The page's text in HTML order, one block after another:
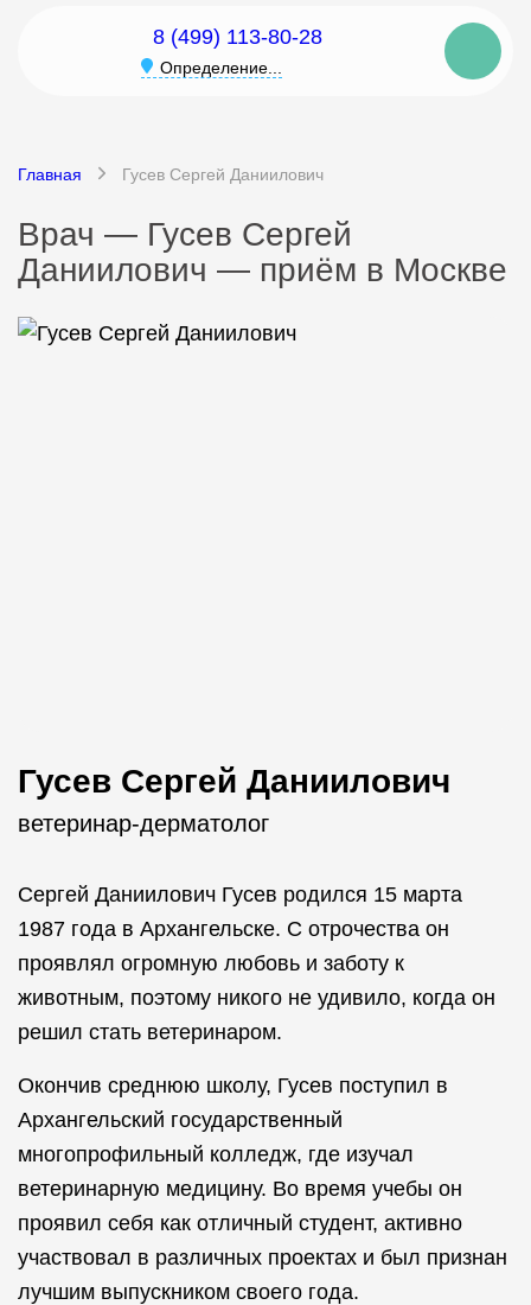
8 (499) 113-80-28
Определение...
Главная Гусев Сергей Даниилович
Врач — Гусев Сергей
Даниилович — приём в Москве
Гусев Сергей Даниилович
ветеринар-дерматолог
Сергей Даниилович Гусев родился 15 марта
1987 года в Архангельске. С отрочества он
проявлял огромную любовь и заботу к
животным, поэтому никого не удивило, когда он
решил стать ветеринаром.
Окончив среднюю школу, Гусев поступил в
Архангельский государственный
многопрофильный колледж, где изучал
ветеринарную медицину. Во время учебы он
проявил себя как отличный студент, активно
участвовал в различных проектах и был признан
лучшим выпускником своего года.